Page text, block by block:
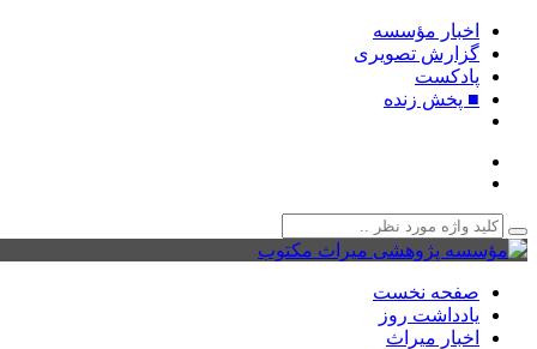
اخبار مؤسسه
گزارش تصویری
پادکست‌
■ پخش زنده
صفحه نخست
یادداشت روز
اخبار میراث